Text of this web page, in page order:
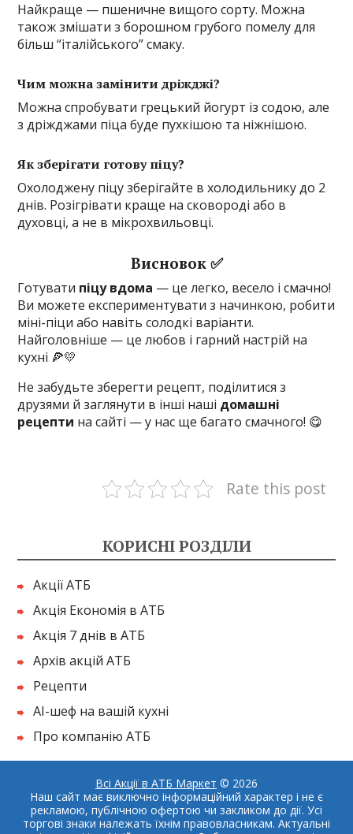
Найкраще — пшеничне вищого сорту. Можна
також змішати з борошном грубого помелу для
більш “італійського” смаку.
Чим можна замінити дріжджі?
Можна спробувати грецький йогурт із содою, але
з дріжджами піца буде пухкішою та ніжнішою.
Як зберігати готову піцу?
Охолоджену піцу зберігайте в холодильнику до 2
днів. Розігрівати краще на сковороді або в
духовці, а не в мікрохвильовці.
Висновок ✅
Готувати піцу вдома — це легко, весело і смачно!
Ви можете експериментувати з начинкою, робити
міні-піци або навіть солодкі варіанти.
Найголовніше — це любов і гарний настрій на
кухні 🍕💛
Не забудьте зберегти рецепт, поділитися з
друзями й заглянути в інші наші домашні
рецепти на сайті — у нас ще багато смачного! 😋
Rate this post
КОРИСНІ РОЗДІЛИ
Акції АТБ
Акція Економія в АТБ
Акція 7 днів в АТБ
Архів акцій АТБ
Рецепти
AI-шеф на вашій кухні
Про компанію АТБ
Всі Акції в АТБ Маркет © 2026
Наш сайт має виключно інформаційний характер і не є
рекламою, публічною офертою чи закликом до дії. Усі
торгові знаки належать їхнім правовласникам. Актуальні